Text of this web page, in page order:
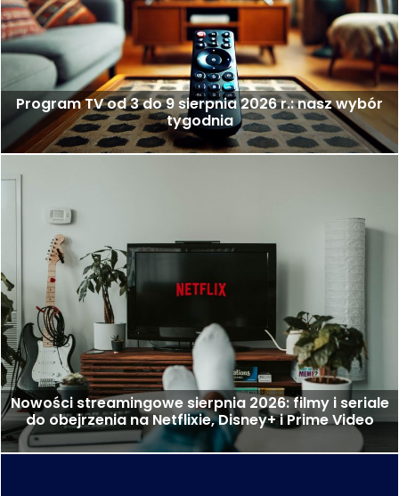
Program TV od 3 do 9 sierpnia 2026 r.: nasz wybór
tygodnia
Nowości streamingowe sierpnia 2026: filmy i seriale
do obejrzenia na Netflixie, Disney+ i Prime Video